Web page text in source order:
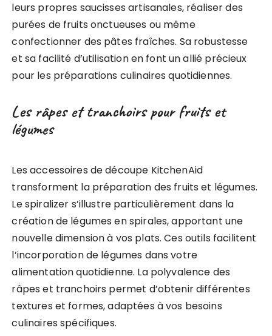
leurs propres saucisses artisanales, réaliser des
purées de fruits onctueuses ou même
confectionner des pâtes fraîches. Sa robustesse
et sa facilité d’utilisation en font un allié précieux
pour les préparations culinaires quotidiennes.
Les râpes et tranchoirs pour fruits et
légumes
Les accessoires de découpe KitchenAid
transforment la préparation des fruits et légumes.
Le spiralizer s’illustre particulièrement dans la
création de légumes en spirales, apportant une
nouvelle dimension à vos plats. Ces outils facilitent
l’incorporation de légumes dans votre
alimentation quotidienne. La polyvalence des
râpes et tranchoirs permet d’obtenir différentes
textures et formes, adaptées à vos besoins
culinaires spécifiques.